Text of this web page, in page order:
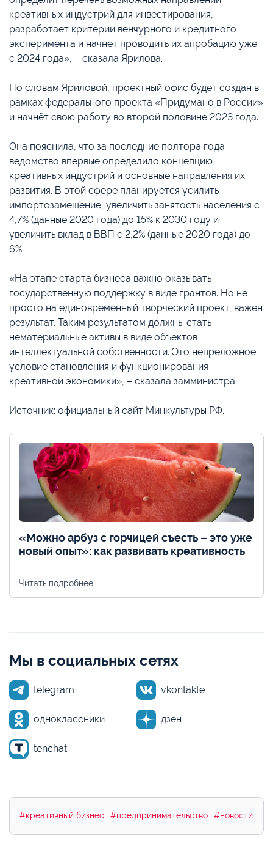
креативных индустрий для инвестирования,
разработает критерии венчурного и кредитного
эксперимента и начнёт проводить их апробацию уже
с 2024 года», – сказала Ярилова.
По словам Яриловой, проектный офис будет создан в
рамках федерального проекта «Придумано в России»
и начнёт свою работу во второй половине 2023 года.
Она пояснила, что за последние полтора года
ведомство впервые определило концепцию
креативных индустрий и основные направления их
развития. В этой сфере планируется усилить
импортозамещение, увеличить занятость населения с
4,7% (данные 2020 года) до 15% к 2030 году и
увеличить вклад в ВВП с 2,2% (данные 2020 года) до
6%.
«На этапе старта бизнеса важно оказывать
государственную поддержку в виде грантов. Но не
просто на единовременный творческий проект, важен
результат. Таким результатом должны стать
нематериальные активы в виде объектов
интеллектуальной собственности. Это непреложное
условие становления и функционирования
креативной экономики», – сказала замминистра.
Источник: официальный сайт Минкультуры РФ.
«Можно арбуз с горчицей съесть – это уже
новый опыт»: как развивать креативность
Читать подробнее
Мы в социальных сетях
telegram vkontakte
одноклассники дзен
tenchat
#креативный бизнес #предпринимательство #новости